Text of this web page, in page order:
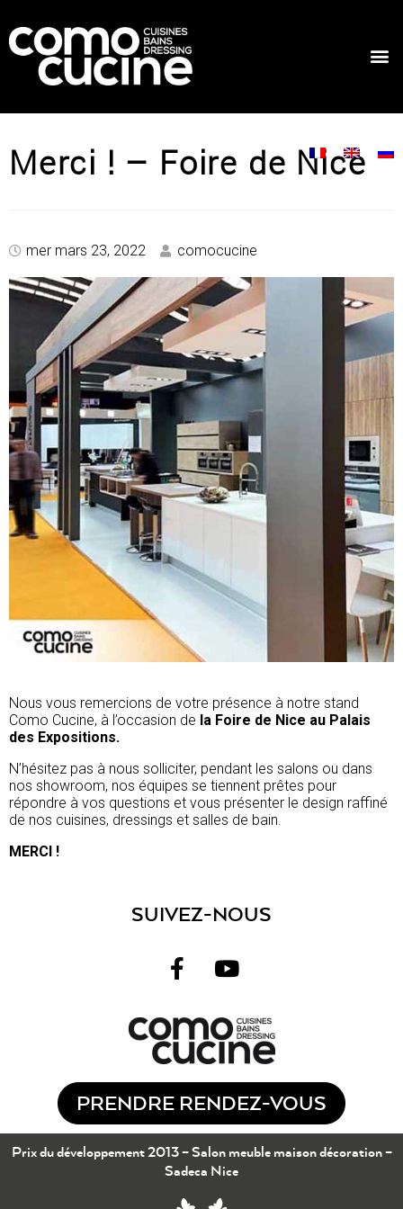
Merci ! – Foire de Nice
mer mars 23, 2022 comocucine
Nous vous remercions de votre présence à notre stand
Como Cucine, à l’occasion de la Foire de Nice au Palais
des Expositions.
N’hésitez pas à nous solliciter, pendant les salons ou dans
nos showroom, nos équipes se tiennent prêtes pour
répondre à vos questions et vous présenter le design raffiné
de nos cuisines, dressings et salles de bain.
MERCI !
SUIVEZ-NOUS
PRENDRE RENDEZ-VOUS
Prix du développement 2013 – Salon meuble maison décoration –
Sadeca Nice